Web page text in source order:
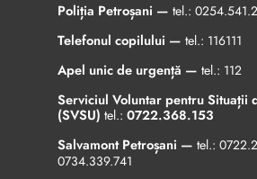
Poliția Petroșani — tel.:
Telefonul copilului — tel.: 116111
Apel unic de urgență — tel.: 112
Serviciul Voluntar pentru Situații
(SVSU) tel.: 0722.368.153
Salvamont Petroșani — tel.:
0734.339.741